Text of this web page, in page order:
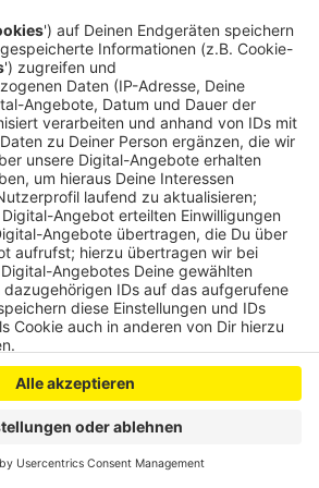
an den Menschen und mit allen
auch digital und noch besser
von Radio wird immer wichtiger.
ist deshalb ein wichtiger Schritt, um
zu machen und auch langfristig